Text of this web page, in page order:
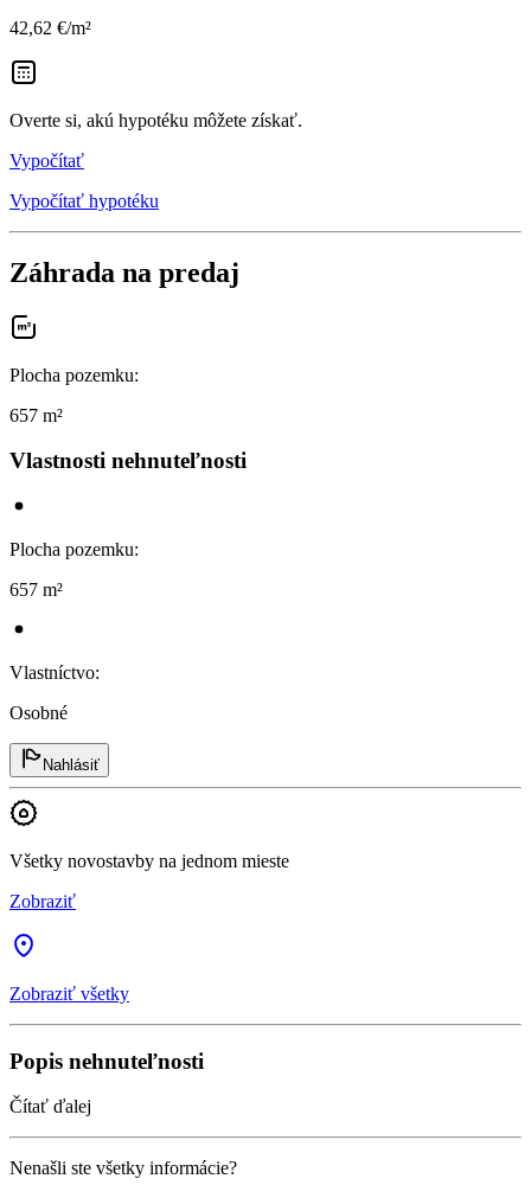
42,62 €/m²
Overte si, akú hypotéku môžete získať.
Vypočítať
Vypočítať hypotéku
Záhrada na predaj
Plocha pozemku:
657 m²
Vlastnosti nehnuteľnosti
Plocha pozemku:
657 m²
Vlastníctvo:
Osobné
Nahlásiť
Všetky novostavby na jednom mieste
Zobraziť
Zobraziť všetky
Popis nehnuteľnosti
Čítať ďalej
Nenašli ste všetky informácie?